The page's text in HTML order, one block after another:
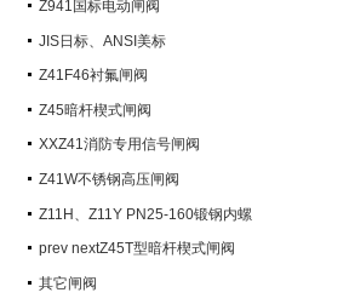
Z941国标电动闸阀
JIS日标、ANSI美标
Z41F46衬氟闸阀
Z45暗杆楔式闸阀
XXZ41消防专用信号闸阀
Z41W不锈钢高压闸阀
Z11H、Z11Y PN25-160锻钢内螺
纹楔式闸阀
prev nextZ45T型暗杆楔式闸阀
其它闸阀